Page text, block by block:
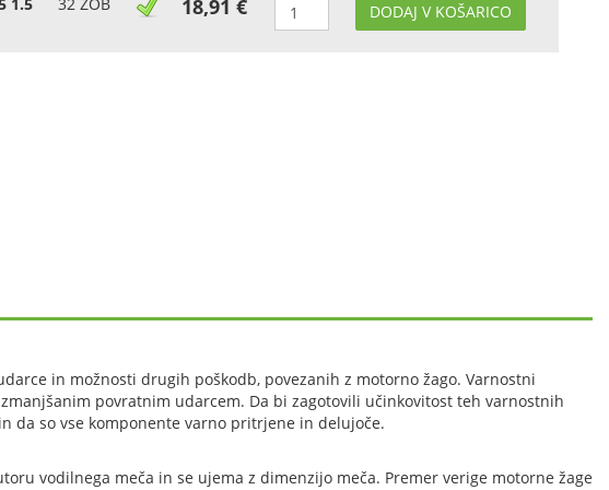
18,91 € DODAJ V KOŠARICO
in možnosti drugih poškodb, povezanih z motorno žago. Varnostni
povratnim udarcem. Da bi zagotovili učinkovitost teh varnostnih
da so vse komponente varno pritrjene in delujoče.
vodilnega meča in se ujema z dimenzijo meča. Premer verige motorne žage